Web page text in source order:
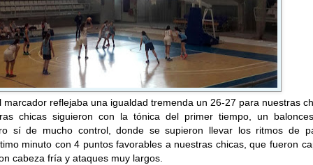
marcador reflejaba una igualdad tremenda un 26-27 para nuestras
chicas siguieron con la tónica del primer tiempo, un
sí de mucho control, donde se supieron llevar los ritmos de
minuto con 4 puntos favorables a nuestras chicas, que fueron
cabeza fría y ataques muy largos.